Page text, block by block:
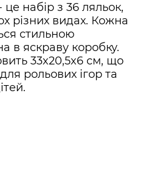
набір з 36 ляльок,
різних видах. Кожна
стильною
в яскраву коробку.
33x20,5x6 см, що
рольових ігор та